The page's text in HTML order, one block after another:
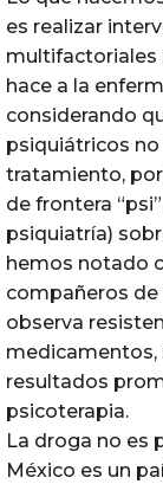
es realizar
multifactoriales
hace a la
considerando
psiquiátricos
tratamiento,
de frontera
psiquiatría)
hemos notado
compañeros de
observa
medicamentos,
resultados
psicoterapia.
La droga no es
México es un